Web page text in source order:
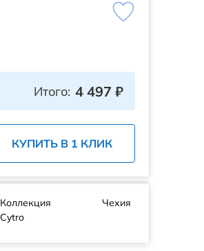
Итого: 4 497 ₽
КУПИТЬ В 1 КЛИК
Коллекция
Cytro
Чехия